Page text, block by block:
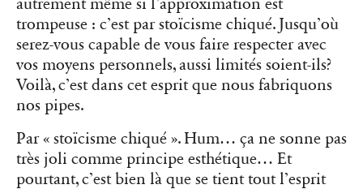
trompeuse : c’est par stoïcisme chiqué. Jusqu’où
serez-vous capable de vous faire respecter avec
vos moyens personnels, aussi limités soient-ils?
Voilà, c’est dans cet esprit que nous fabriquons
nos pipes.
Par « stoïcisme chiqué ». Hum… ça ne sonne pas
très joli comme principe esthétique… Et
pourtant, c’est bien là que se tient tout l’esprit